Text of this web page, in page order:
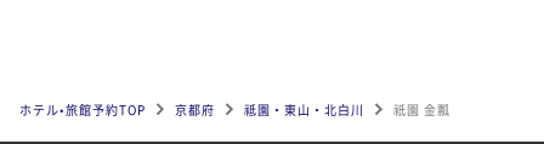
ホテル•旅館予約TOP 京都府 祗園・東山・北白川 祇園 金瓢